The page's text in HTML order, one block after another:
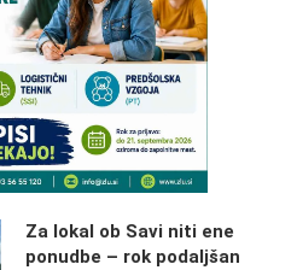
Za lokal ob Savi niti ene
ponudbe – rok podaljšan